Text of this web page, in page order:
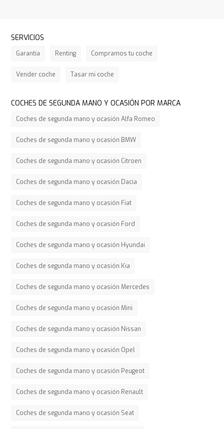
SERVICIOS
Garantía Renting Compramos tu coche
Vender coche Tasar mi coche
COCHES DE SEGUNDA MANO Y OCASIÓN POR MARCA
Coches de segunda mano y ocasión Alfa Romeo
Coches de segunda mano y ocasión BMW
Coches de segunda mano y ocasión Citroen
Coches de segunda mano y ocasión Dacia
Coches de segunda mano y ocasión Fiat
Coches de segunda mano y ocasión Ford
Coches de segunda mano y ocasión Hyundai
Coches de segunda mano y ocasión Kia
Coches de segunda mano y ocasión Mercedes
Coches de segunda mano y ocasión Mini
Coches de segunda mano y ocasión Nissan
Coches de segunda mano y ocasión Opel
Coches de segunda mano y ocasión Peugeot
Coches de segunda mano y ocasión Renault
Coches de segunda mano y ocasión Seat